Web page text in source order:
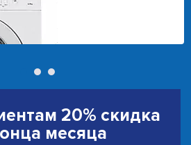
20% скидка
месяца